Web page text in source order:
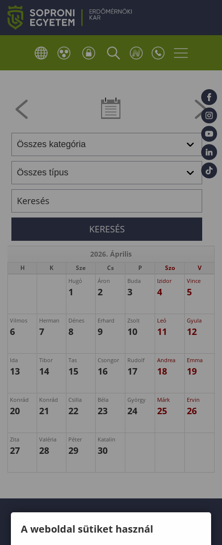
2026. Április
H K Sze Cs P Szo V
Hugó
1
Áron
2
Buda
3
Izidor
4
Vince
5
Vilmos
6
Herman
7
Dénes
8
Erhard
9
Zsolt
10
Leó
11
Gyula
12
Ida
13
Tibor
14
Tas
15
Csongor
16
Rudolf
17
Andrea
18
Emma
19
Konrád
20
Konrád
21
Csilla
22
Béla
23
György
24
Márk
25
Ervin
26
Zita
27
Valéria
28
Péter
29
Katalin
30
A weboldal sütiket használ